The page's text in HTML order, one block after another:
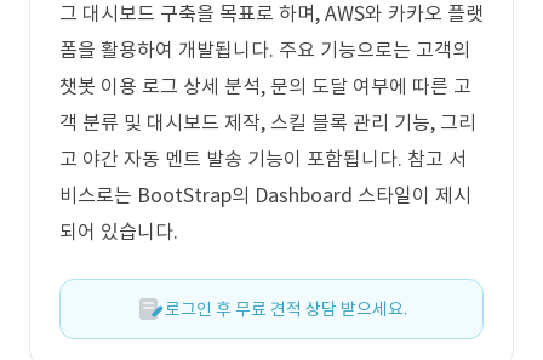
그 대시보드 구축을 목표로 하며, AWS와 카카오 플랫
폼을 활용하여 개발됩니다. 주요 기능으로는 고객의
챗봇 이용 로그 상세 분석, 문의 도달 여부에 따른 고
객 분류 및 대시보드 제작, 스킬 블록 관리 기능, 그리
고 야간 자동 멘트 발송 기능이 포함됩니다. 참고 서
비스로는 BootStrap의 Dashboard 스타일이 제시
되어 있습니다.
로그인 후 무료 견적 상담 받으세요.